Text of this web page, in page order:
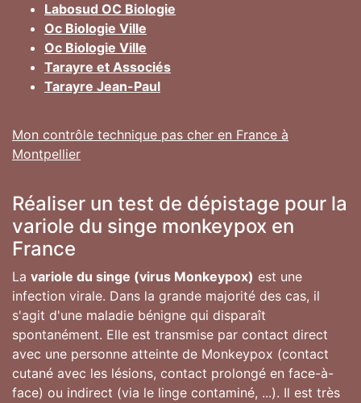
Labosud OC Biologie
Oc Biologie Ville
Oc Biologie Ville
Tarayre et Associés
Tarayre Jean-Paul
Mon contrôle technique pas cher en France à
Montpellier
Réaliser un test de dépistage pour la
variole du singe monkeypox en
France
La variole du singe (virus Monkeypox) est une
infection virale. Dans la grande majorité des cas, il
s'agit d'une maladie bénigne qui disparaît
spontanément. Elle est transmise par contact direct
avec une personne atteinte de Monkeypox (contact
cutané avec les lésions, contact prolongé en face-à-
face) ou indirect (via le linge contaminé, ...). Il est très